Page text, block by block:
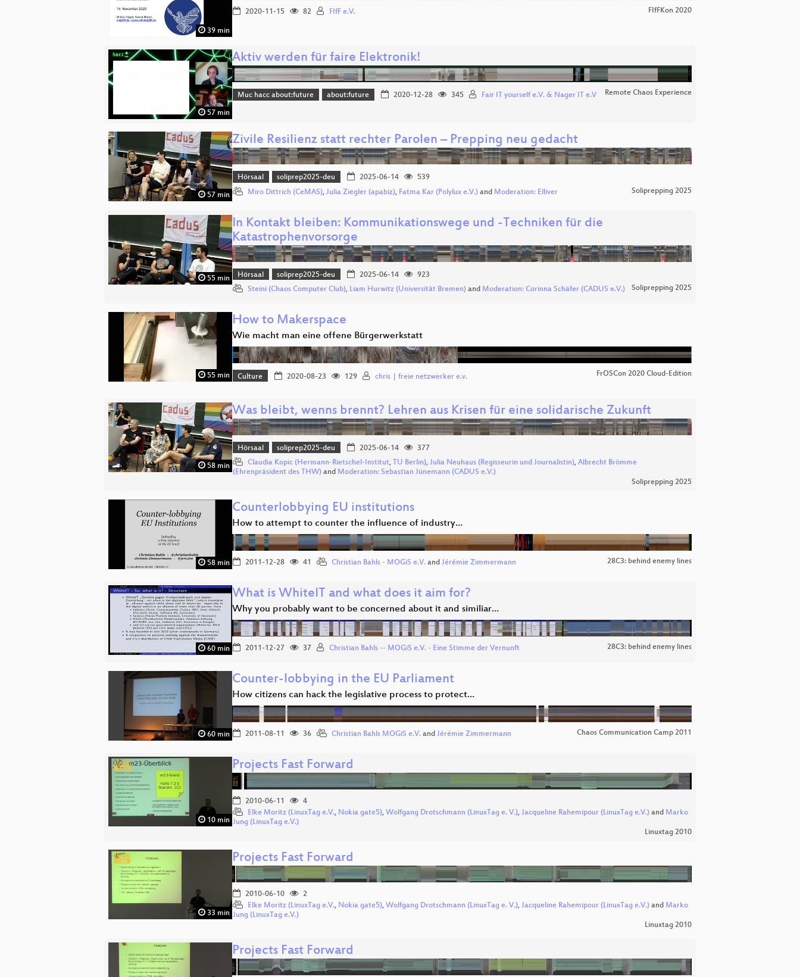
39 min
2020-11-15 82 FIfF e.V. FIfFKon 2020
57 min
Aktiv werden für faire Elektronik!
Muc hacc about:future about:future 2020-12-28 345 Fair IT yourself e.V. & Nager IT e.V Remote Chaos Experience
57 min
Zivile Resilienz statt rechter Parolen – Prepping neu gedacht
Hörsaal soliprep2025-deu 2025-06-14
539
Miro Dittrich (CeMAS), Julia Ziegler (apabiz), Fatma Kar (Polylux e.V.) and Moderation: Elliver Soliprepping 2025
55 min
In Kontakt bleiben: Kommunikationswege und -Techniken für die
Katastrophenvorsorge
Hörsaal soliprep2025-deu 2025-06-14
923
Steini (Chaos Computer Club), Liam Hurwitz (Universität Bremen) and Moderation: Corinna Schäfer (CADUS e.V.) Soliprepping 2025
55 min
How to Makerspace
Wie macht man eine offene Bürgerwerkstatt
Culture 2020-08-23 129 chris | freie netzwerker e.v. FrOSCon 2020 Cloud-Edition
58 min
Was bleibt, wenns brennt? Lehren aus Krisen für eine solidarische Zukunft
Hörsaal soliprep2025-deu 2025-06-14
377
Claudia Kopic (Hermann-Rietschel-Institut, TU Berlin), Julia Neuhaus (Regisseurin und Journalistin), Albrecht Brömme
(Ehrenpräsident des THW) and Moderation: Sebastian Jünemann (CADUS e.V.)
Soliprepping 2025
58 min
Counterlobbying EU institutions
How to attempt to counter the influence of industry…
2011-12-28 41 Christian Bahls - MOGiS e.V. and Jérémie Zimmermann 28C3: behind enemy lines
60 min
What is WhiteIT and what does it aim for?
Why you probably want to be concerned about it and similiar…
2011-12-27 37 Christian Bahls -- MOGiS e.V. - Eine Stimme der Vernunft 28C3: behind enemy lines
60 min
Counter-lobbying in the EU Parliament
How citizens can hack the legislative process to protect…
2011-08-11 36 Christian Bahls MOGiS e.V. and Jérémie Zimmermann Chaos Communication Camp 2011
10 min
Projects Fast Forward
2010-06-11
4
Elke Moritz (LinuxTag e.V., Nokia gate5), Wolfgang Drotschmann (LinuxTag e. V.), Jacqueline Rahemipour (LinuxTag e.V.) and Marko
Jung (LinuxTag e.V.)
Linuxtag 2010
33 min
Projects Fast Forward
2010-06-10
2
Elke Moritz (LinuxTag e.V., Nokia gate5), Wolfgang Drotschmann (LinuxTag e. V.), Jacqueline Rahemipour (LinuxTag e.V.) and Marko
Jung (LinuxTag e.V.)
Linuxtag 2010
Projects Fast Forward